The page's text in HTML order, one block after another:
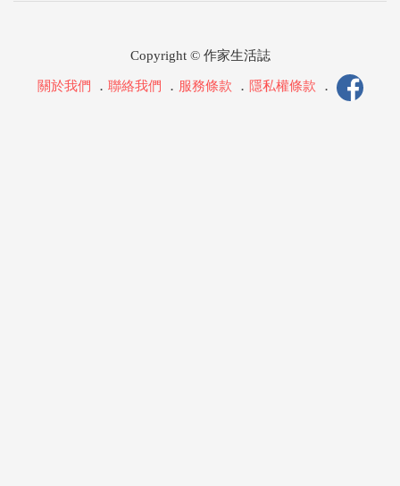
Copyright © 作家生活誌
關於我們 ． 聯絡我們 ． 服務條款 ． 隱私權條款 ．